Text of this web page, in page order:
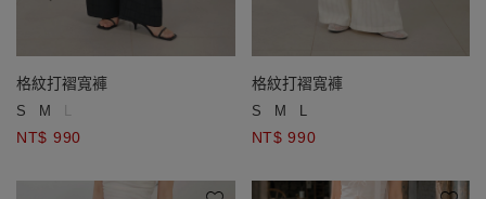
格紋打褶寬褲
S M L
NT$ 990
格紋打褶寬褲
S M L
NT$ 990